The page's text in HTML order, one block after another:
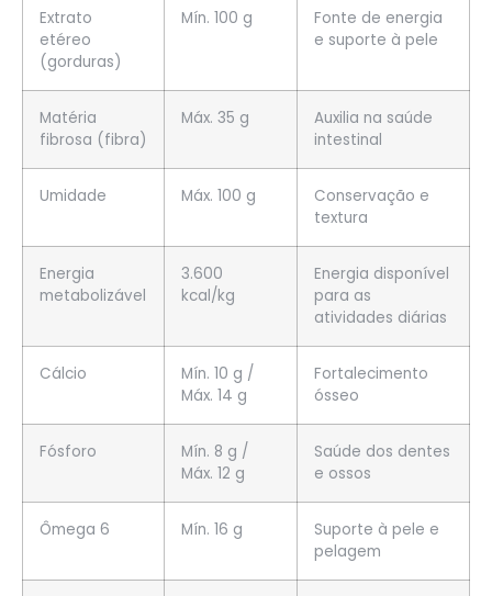
Extrato
etéreo
(gorduras)
Mín. 100 g
Fonte de energia
e suporte à pele
Matéria
fibrosa (fibra)
Máx. 35 g
Auxilia na saúde
intestinal
Umidade Máx. 100 g
Conservação e
textura
Energia
metabolizável
3.600
kcal/kg
Energia disponível
para as
atividades diárias
Cálcio
Mín. 10 g /
Máx. 14 g
Fortalecimento
ósseo
Fósforo
Mín. 8 g /
Máx. 12 g
Saúde dos dentes
e ossos
Ômega 6 Mín. 16 g
Suporte à pele e
pelagem